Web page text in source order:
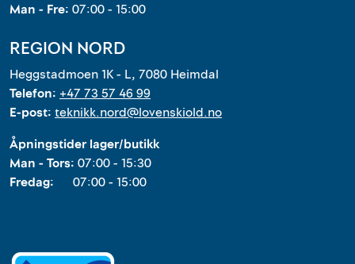
Man - Fre: 07:00 - 15:00
REGION NORD
Heggstadmoen 1K - L, 7080 Heimdal
Telefon: +47 73 57 46 99
E-post: teknikk.nord@lovenskiold.no
Åpningstider lager/butikk
Man - Tors: 07:00 - 15:30
Fredag: 07:00 - 15:00